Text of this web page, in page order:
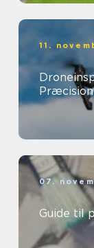
11.
07.
Guide til